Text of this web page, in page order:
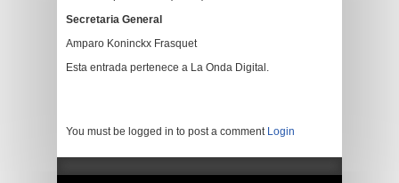
Secretaria General
Amparo Koninckx Frasquet
Esta entrada pertenece a La Onda Digital.
You must be logged in to post a comment Login